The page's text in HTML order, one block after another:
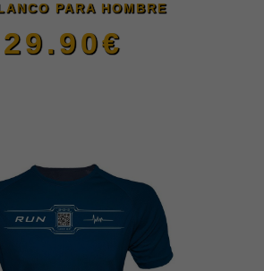
pueden
la
página
PARA HOMBRE
29.90€
producto
tiene
múltiples